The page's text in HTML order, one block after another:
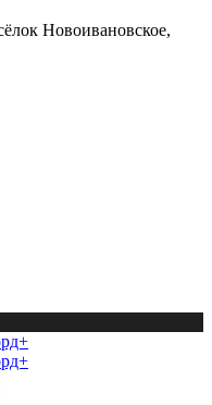
Новоивановское,